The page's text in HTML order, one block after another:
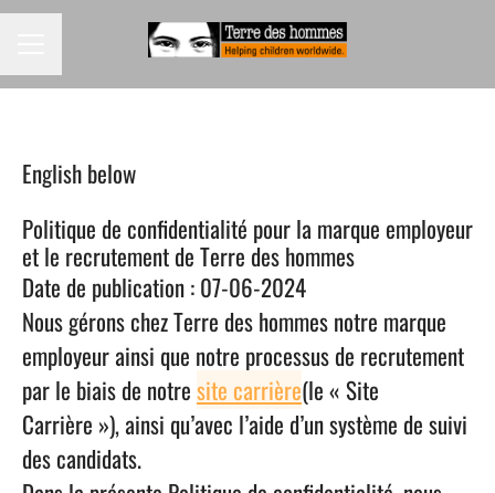
English below
Politique de confidentialité pour la marque employeur
et le recrutement de Terre des hommes
Date de publication : 07-06-2024
Nous gérons chez Terre des hommes notre marque
employeur ainsi que notre processus de recrutement
par le biais de notresite carrière(le « Site
Carrière »), ainsi qu’avec l’aide d’un système de suivi
des candidats.